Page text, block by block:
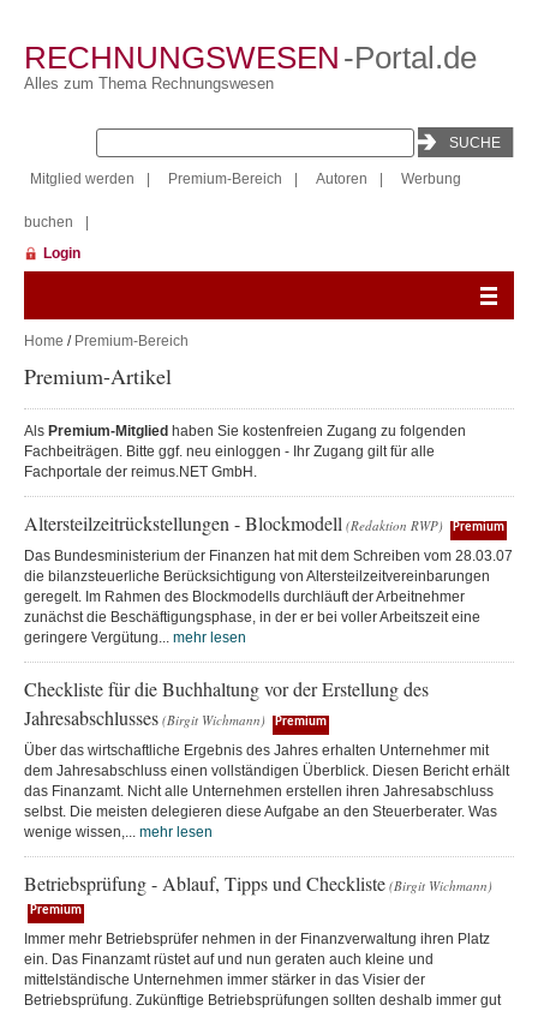
RECHNUNGSWESEN -Portal.de
Alles zum Thema Rechnungswesen
Mitglied werden Premium-Bereich Autoren Werbung
buchen
Login
Home / Premium-Bereich
Premium-Artikel
Als Premium-Mitglied haben Sie kostenfreien Zugang zu folgenden
Fachbeiträgen. Bitte ggf. neu einloggen - Ihr Zugang gilt für alle
Fachportale der reimus.NET GmbH.
Altersteilzeitrückstellungen - Blockmodell (Redaktion RWP) Premium
Das Bundesministerium der Finanzen hat mit dem Schreiben vom 28.03.07
die bilanzsteuerliche Berücksichtigung von Altersteilzeitvereinbarungen
geregelt. Im Rahmen des Blockmodells durchläuft der Arbeitnehmer
zunächst die Beschäftigungsphase, in der er bei voller Arbeitszeit eine
geringere Vergütung... mehr lesen
Checkliste für die Buchhaltung vor der Erstellung des
Jahresabschlusses (Birgit Wichmann) Premium
Über das wirtschaftliche Ergebnis des Jahres erhalten Unternehmer mit
dem Jahresabschluss einen vollständigen Überblick. Diesen Bericht erhält
das Finanzamt. Nicht alle Unternehmen erstellen ihren Jahresabschluss
selbst. Die meisten delegieren diese Aufgabe an den Steuerberater. Was
wenige wissen,... mehr lesen
Betriebsprüfung - Ablauf, Tipps und Checkliste (Birgit Wichmann)
Premium
Immer mehr Betriebsprüfer nehmen in der Finanzverwaltung ihren Platz
ein. Das Finanzamt rüstet auf und nun geraten auch kleine und
mittelständische Unternehmen immer stärker in das Visier der
Betriebsprüfung. Zukünftige Betriebsprüfungen sollten deshalb immer gut